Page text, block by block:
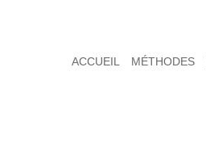
ACCUEIL MÉTHODES